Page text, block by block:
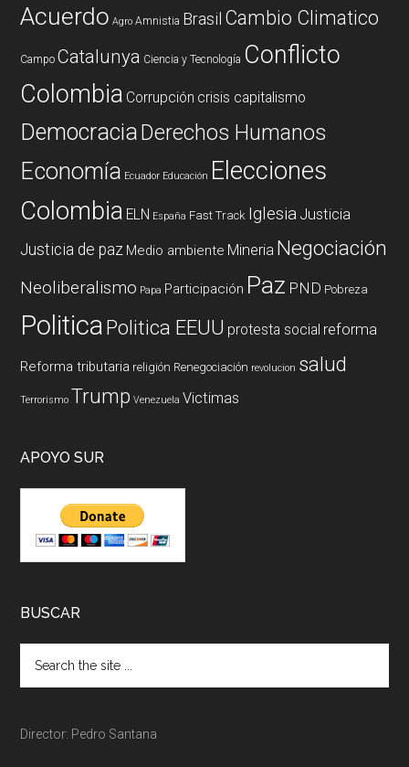
Acuerdo Agro Amnistia Brasil Cambio Climatico
Campo Catalunya Ciencia y Tecnología Conflicto
Colombia Corrupción crisis capitalismo
DemocraciaDerechos Humanos
Economía Ecuador Educación Elecciones
Colombia ELN España Fast Track Iglesia Justicia
Justicia de paz Medio ambiente Mineria Negociación
Neoliberalismo Papa Participación Paz PND Pobreza
PoliticaPolitica EEUU protesta social reforma
Reforma tributaria religión Renegociación revolucion salud
Terrorismo Trump Venezuela Victimas
APOYO SUR
BUSCAR
Director: Pedro Santana